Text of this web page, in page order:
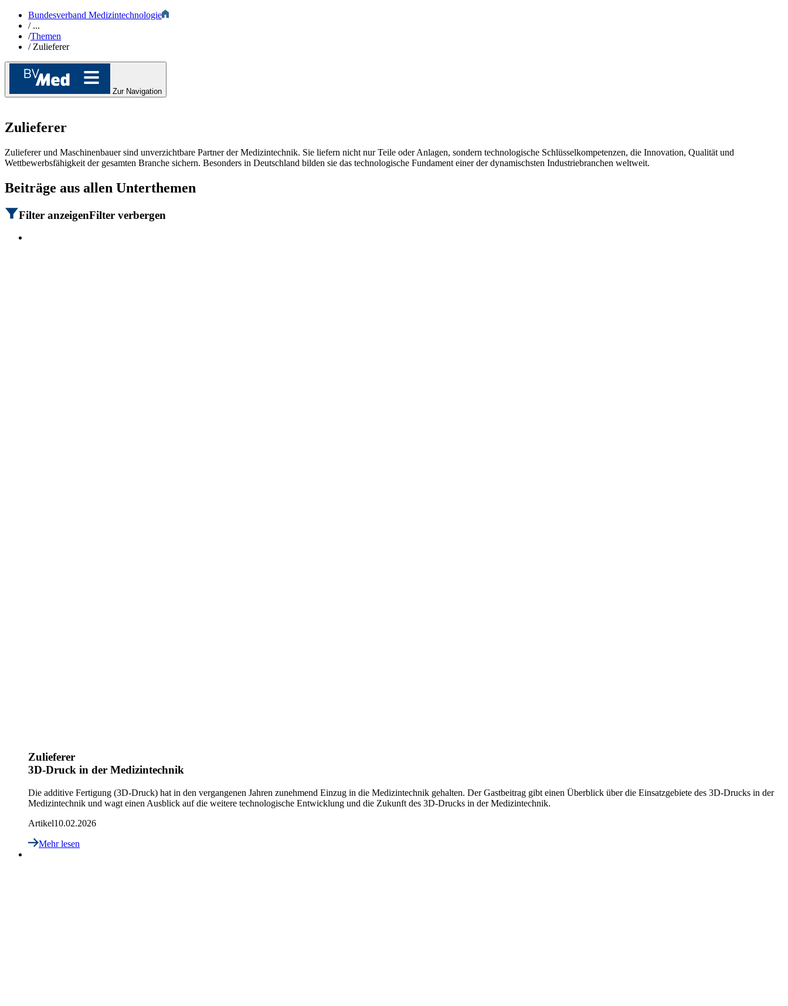
Bundesverband Medizintechnologie
/...
/Themen
/Zulieferer
Zur Navigation
Zulieferer
Zulieferer und Maschinenbauer sind unverzichtbare Partner der Medizintechnik. Sie liefern nicht nur Teile oder Anlagen, sondern technologische Schlüsselkompetenzen, die Innovation, Qualität und
Wettbewerbsfähigkeit der gesamten Branche sichern. Besonders in Deutschland bilden sie das technologische Fundament einer der dynamischsten Industriebranchen weltweit.
Beiträge aus allen Unterthemen
Filter anzeigenFilter verbergen
Zulieferer
3D-Druck in der Medizintechnik
Die additive Fertigung (3D-Druck) hat in den vergangenen Jahren zunehmend Einzug in die Medizintechnik gehalten. Der Gastbeitrag gibt einen Überblick über die Einsatzgebiete des 3D-Drucks in der
Medizintechnik und wagt einen Ausblick auf die weitere technologische Entwicklung und die Zukunft des 3D-Drucks in der Medizintechnik.
Artikel10.02.2026
Mehr lesen